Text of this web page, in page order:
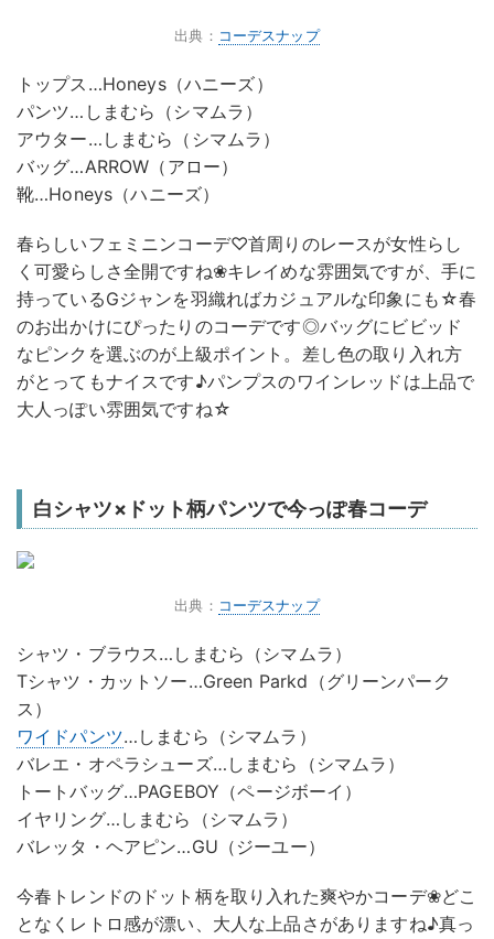
出典： コーデスナップ
トップス…Honeys（ハニーズ）
パンツ…しまむら（シマムラ）
アウター…しまむら（シマムラ）
バッグ…ARROW（アロー）
靴…Honeys（ハニーズ）
春らしいフェミニンコーデ♡首周りのレースが女性らし
く可愛らしさ全開ですね❀キレイめな雰囲気ですが、手に
持っているGジャンを羽織ればカジュアルな印象にも☆春
のお出かけにぴったりのコーデです◎バッグにビビッド
なピンクを選ぶのが上級ポイント。差し色の取り入れ方
がとってもナイスです♪パンプスのワインレッドは上品で
大人っぽい雰囲気ですね☆
白シャツ×ドット柄パンツで今っぽ春コーデ
出典： コーデスナップ
シャツ・ブラウス…しまむら（シマムラ）
Tシャツ・カットソー…Green Parkd（グリーンパーク
ス）
ワイドパンツ…しまむら（シマムラ）
バレエ・オペラシューズ…しまむら（シマムラ）
トートバッグ…PAGEBOY（ページボーイ）
イヤリング…しまむら（シマムラ）
バレッタ・ヘアピン…GU（ジーユー）
今春トレンドのドット柄を取り入れた爽やかコーデ❀どこ
となくレトロ感が漂い、大人な上品さがありますね♪真っ